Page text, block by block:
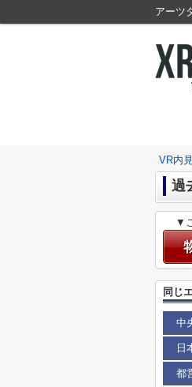
アーツ
VR内
過
▼
同じ
中
日
都